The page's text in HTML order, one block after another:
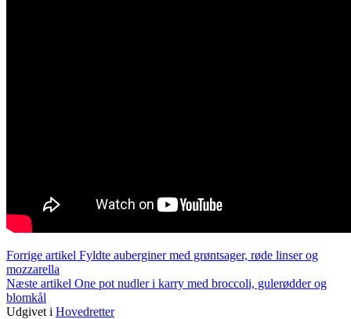
Læs
videre
Forrige artikel Fyldte auberginer med grøntsager, røde linser og
mozzarella
Næste artikel One pot nudler i karry med broccoli, gulerødder og
blomkål
Udgivet i Hovedretter